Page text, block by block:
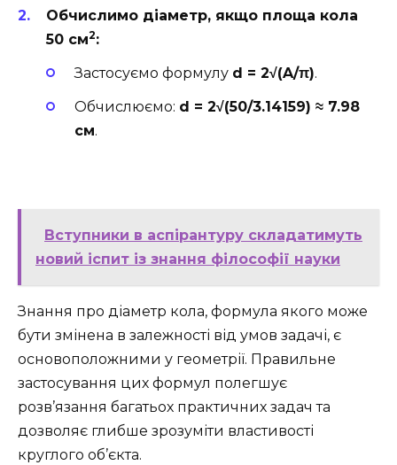
Обчислимо діаметр, якщо площа кола
50 см2:
Застосуємо формулу d = 2√(A/π).
Обчислюємо: d = 2√(50/3.14159) ≈ 7.98
см.
Вступники в аспірантуру складатимуть
новий іспит із знання філософії науки
Знання про діаметр кола, формула якого може
бути змінена в залежності від умов задачі, є
основоположними у геометрії. Правильне
застосування цих формул полегшує
розв’язання багатьох практичних задач та
дозволяє глибше зрозуміти властивості
круглого об’єкта.